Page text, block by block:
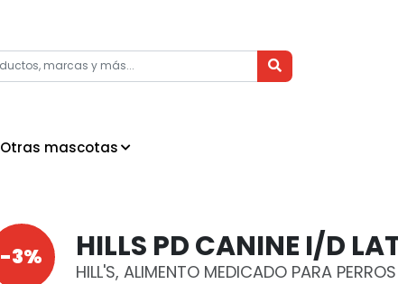
Otras mascotas
-3% HILLS PD CANINE I/D
HILL'S, ALIMENTO MEDICADO PARA